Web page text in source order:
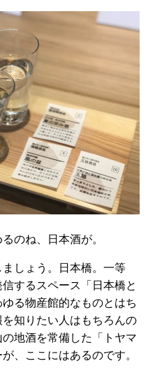
のね、日本酒が。
しょう。日本橋。一等
するスペース「日本橋と
る物産館的なものとはち
知りたい人はもちろんの
地酒を常備した「トヤマ
、ここにはあるのです。